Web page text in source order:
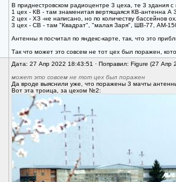
В приднестровском радиоцентре 3 цеха, те 3 здания с
1 цех - КВ - там знаменитая вертящаяся КВ-антенна А
2 цех - ХЗ -не написано, но по количеству бассейнов
3 цех - СВ - там "Квадрат", "малая Заря", ШВ-77, АМ-
Антенны я посчитал по яндекс-карте, так, что это
Так что может это совсем не тот цех был поражен,
Дата: 27 Апр 2022 18:43:51 · Поправил: Figure (27 Апр
может это совсем не тот цех был поражен
Да вроде выяснили уже, что поражены 3 мачты
Вот эта троица, за цехом №2: